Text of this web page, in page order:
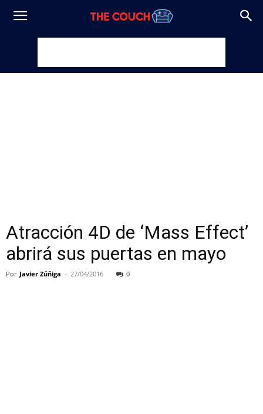
Atracción 4D de ‘Mass Effect’
abrirá sus puertas en mayo
Por Javier Zúñiga - 27/04/2016 0